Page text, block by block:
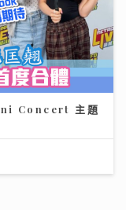
Concert 主題